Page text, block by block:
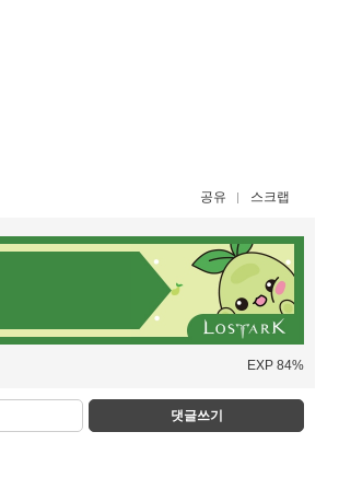
공유 스크랩
EXP 84%
댓글쓰기